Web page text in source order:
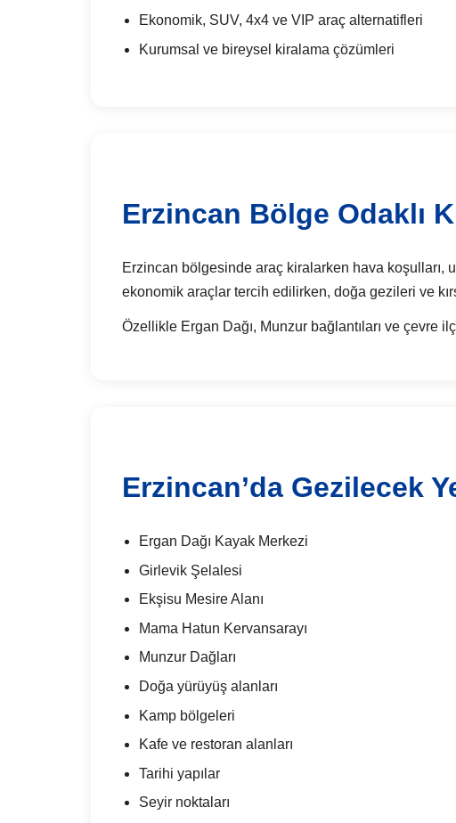
Ekonomik, SUV, 4x4 ve VIP araç alternatifleri
Kurumsal ve bireysel kiralama çözümleri
Erzincan Bölge Odaklı
Erzincan bölgesinde araç kiralarken hava koşulları,
ekonomik araçlar tercih edilirken, doğa gezileri ve
Özellikle Ergan Dağı, Munzur bağlantıları ve çevre
Erzincan’da Gezilecek
Ergan Dağı Kayak Merkezi
Girlevik Şelalesi
Ekşisu Mesire Alanı
Mama Hatun Kervansarayı
Munzur Dağları
Doğa yürüyüş alanları
Kamp bölgeleri
Kafe ve restoran alanları
Tarihi yapılar
Seyir noktaları